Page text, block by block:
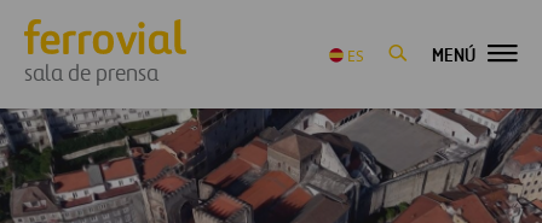
sala de prensa
ES MENÚ